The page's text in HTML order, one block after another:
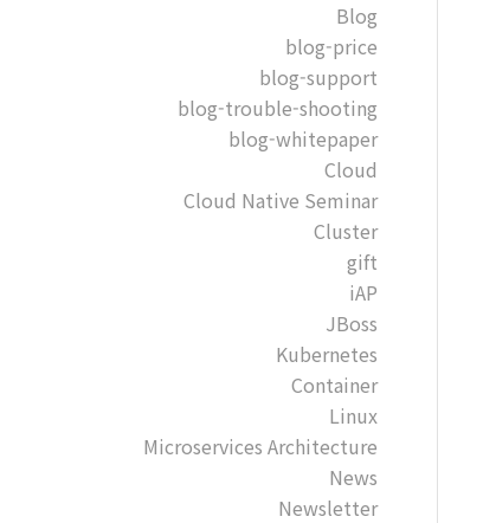
Blog
blog-price
blog-support
blog-trouble-shooting
blog-whitepaper
Cloud
Cloud Native Seminar
Cluster
gift
iAP
JBoss
Kubernetes
Container
Linux
Microservices Architecture
News
Newsletter